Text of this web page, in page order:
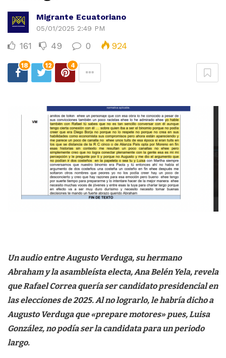
Migrante Ecuatoriano
05/01/2025 2:49 PM
161 49 0 924
18 12 4
Un audio entre Augusto Verduga, su hermano
Abraham y la asambleísta electa, Ana Belén Yela, revela
que Rafael Correa quería ser candidato presidencial en
las elecciones de 2025. Al no lograrlo, le habría dicho a
Augusto Verduga que «prepare motores» pues, Luisa
González, no podía ser la candidata para un periodo
largo.